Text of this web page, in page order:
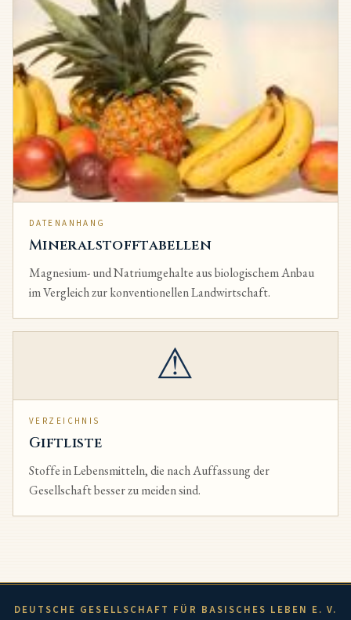
DATENANHANG
Mineralstofftabellen
Magnesium- und Natriumgehalte aus biologischem Anbau
im Vergleich zur konventionellen Landwirtschaft.
⚠
VERZEICHNIS
Giftliste
Stoffe in Lebensmitteln, die nach Auffassung der
Gesellschaft besser zu meiden sind.
DEUTSCHE GESELLSCHAFT FÜR BASISCHES LEBEN E. V.